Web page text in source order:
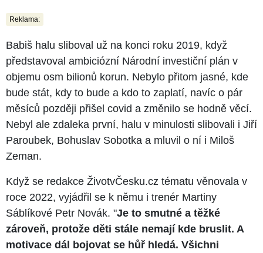
Reklama:
Babiš halu sliboval už na konci roku 2019, když
představoval ambiciózní Národní investiční plán v
objemu osm bilionů korun. Nebylo přitom jasné, kde
bude stát, kdy to bude a kdo to zaplatí, navíc o pár
měsíců později přišel covid a změnilo se hodně věcí.
Nebyl ale zdaleka první, halu v minulosti slibovali i Jiří
Paroubek, Bohuslav Sobotka a mluvil o ní i Miloš
Zeman.
Když se redakce ŽivotvČesku.cz tématu věnovala v
roce 2022, vyjádřil se k němu i trenér Martiny
Sáblíkové Petr Novák. "Je to smutné a těžké
zároveň, protože děti stále nemají kde bruslit. A
motivace dál bojovat se hůř hledá. Všichni